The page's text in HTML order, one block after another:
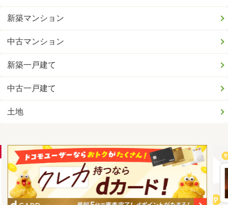
新築マンション
中古マンション
新築一戸建て
中古一戸建て
土地